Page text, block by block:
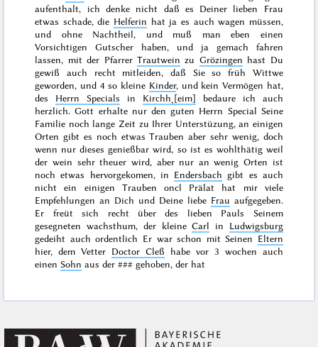
aufenthalt, ich denke nicht daß es Deiner lieben Frau
etwas schade, die Helferin hat ja es auch wagen müssen,
und ohne Nachtheil, und muß man eben einen
Vorsichtigen Gutscher haben, und ja gemach fahren
lassen, mit der Pfarrer Trautwein zu Grözingen hast Du
gewiß auch recht mitleiden, daß Sie so früh Wittwe
geworden, und 4 so kleine Kinder, und kein Vermögen hat,
des Herrn Specials in Kirchh˖[eim] bedaure ich auch
herzlich. Gott erhalte nur den guten Herrn Special Seine
Familie noch lange Zeit zu Ihrer Unterstüzung, an einigen
Orten gibt es noch etwas Trauben aber sehr wenig, doch
wenn nur dieses genießbar wird, so ist es wohlthätig weil
der wein sehr theuer wird, aber nur an wenig Orten ist
noch etwas hervorgekomen, in Endersbach gibt es auch
nicht ein einigen Trauben oncl Prälat hat mir viele
Empfehlungen an Dich und Deine liebe Frau aufgegeben.
Er freüt sich recht über des lieben Pauls Seinem
gesegneten wachsthum, der kleineCarl in Ludwigsburg
gedeiht auch ordentlich Er war schon mit Seinen Eltern
hier, dem Vetter Doctor Cleß habe vor 3 wochen auch
einenSohn aus der### gehoben, der hat